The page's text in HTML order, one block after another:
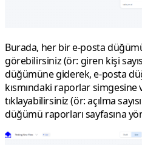
Burada, her bir e-posta
görebilirsiniz (ör: giren kişi
düğümüne giderek, e-posta
kısmındaki raporlar
tıklayabilirsiniz (ör: açılma
düğümü raporları sayfasına